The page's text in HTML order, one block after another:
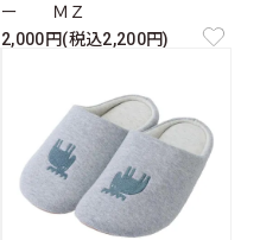
ー ＭＺ
2,000円(税込2,200円)